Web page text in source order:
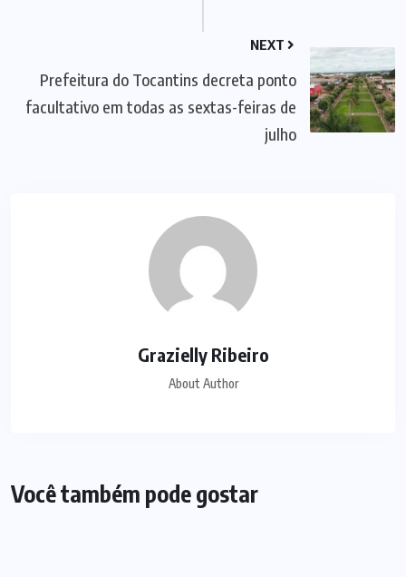
NEXT
Prefeitura do Tocantins decreta ponto
facultativo em todas as sextas-feiras de
julho
Grazielly Ribeiro
About Author
Você também pode gostar